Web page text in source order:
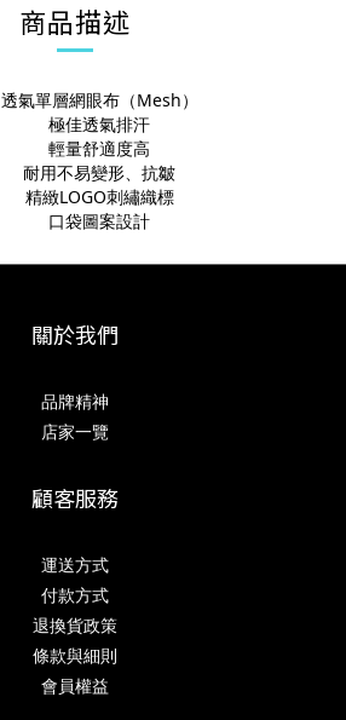
商品描述
透氣單層網眼布（Mesh）
極佳透氣排汗
輕量舒適度高
耐用不易變形、抗皺
精緻LOGO刺繡織標
口袋圖案設計
關於我們
品牌精神
店家一覽
顧客服務
運送方式
付款方式
退換貨政策
條款與細則
會員權益